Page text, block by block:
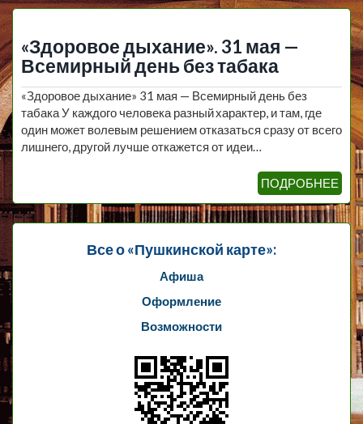
«Здоровое дыхание». 31 мая —
Всемирный день без табака
«Здоровое дыхание» 31 мая — Всемирный день без
табака У каждого человека разный характер, и там, где
один может волевым решением отказаться сразу от всего
лишнего, другой лучше откажется от идеи…
ПОДРОБНЕЕ
Все о «Пушкинской карте»:
Афиша
Оформление
Возможности